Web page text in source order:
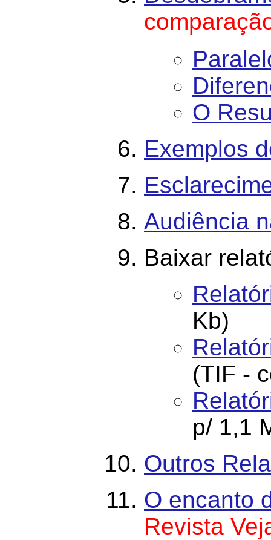
O
Exemplos
Audiência
Baixar
Kb)
(TIF -
p/ 1,1
Outros
O encanto
Revista